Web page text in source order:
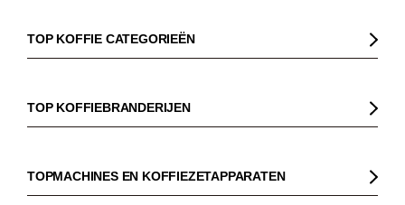
TOP KOFFIE CATEGORIEËN
Koffiebonen
Biologische koffie
TOP KOFFIEBRANDERIJEN
Dinzler
Elbgold
TOPMACHINES EN KOFFIEZETAPPARATEN